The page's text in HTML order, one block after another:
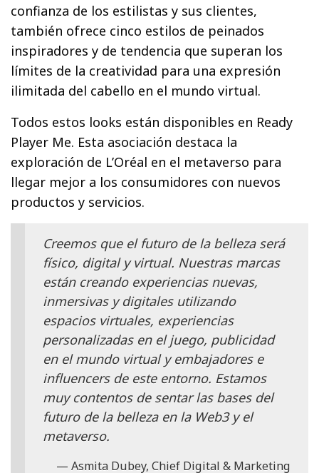
confianza de los estilistas y sus clientes,
también ofrece cinco estilos de peinados
inspiradores y de tendencia que superan los
límites de la creatividad para una expresión
ilimitada del cabello en el mundo virtual.
Todos estos looks están disponibles en Ready
Player Me. Esta asociación destaca la
exploración de L’Oréal en el metaverso para
llegar mejor a los consumidores con nuevos
productos y servicios.
Creemos que el futuro de la belleza será
físico, digital y virtual. Nuestras marcas
están creando experiencias nuevas,
inmersivas y digitales utilizando
espacios virtuales, experiencias
personalizadas en el juego, publicidad
en el mundo virtual y embajadores e
influencers de este entorno. Estamos
muy contentos de sentar las bases del
futuro de la belleza en la Web3 y el
metaverso.
Asmita Dubey, Chief Digital & Marketing